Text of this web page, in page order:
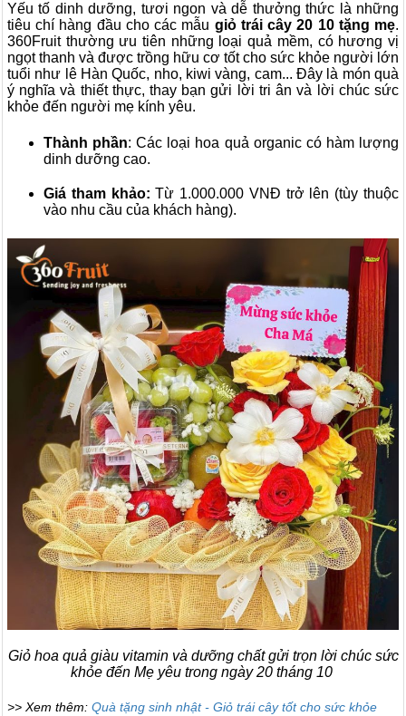
Yếu tố dinh dưỡng, tươi ngon và dễ thưởng thức là những
tiêu chí hàng đầu cho các mẫu giỏ trái cây 20 10 tặng mẹ.
360Fruit thường ưu tiên những loại quả mềm, có hương vị
ngọt thanh và được trồng hữu cơ tốt cho sức khỏe người lớn
tuổi như lê Hàn Quốc, nho, kiwi vàng, cam... Đây là món quà
ý nghĩa và thiết thực, thay bạn gửi lời tri ân và lời chúc sức
khỏe đến người mẹ kính yêu.
Thành phần: Các loại hoa quả organic có hàm lượng
dinh dưỡng cao.
Giá tham khảo:Từ 1.000.000 VNĐ trở lên (tùy thuộc
vào nhu cầu của khách hàng).
Giỏ hoa quả giàu vitamin và dưỡng chất gửi trọn lời chúc sức
khỏe đến Mẹ yêu trong ngày 20 tháng 10
>> Xem thêm: Quà tặng sinh nhật - Giỏ trái cây tốt cho sức khỏe